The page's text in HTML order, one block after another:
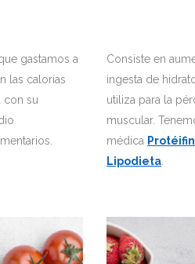
gastamos a
las calorías
con su
Consiste en
ingesta de
utiliza para la
muscular.
médica
Lipodieta.